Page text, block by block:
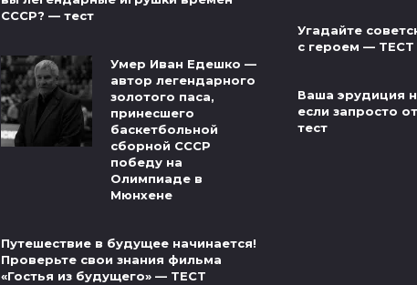
СССР? — тест
Умер Иван Едешко —
автор легендарного
золотого паса,
принесшего
баскетбольной
сборной СССР
победу на
Олимпиаде в
Мюнхене
Путешествие в будущее начинается!
Проверьте свои знания фильма
«Гостья из будущего» — ТЕСТ
Угадайте
с героем — ТЕСТ
Ваша эрудиция
если запросто
тест